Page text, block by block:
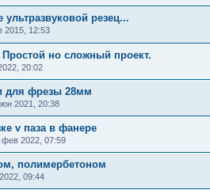
резец...
2015, 12:53
но сложный проект.
20:02
для фрезы 28мм
2021, 20:38
v паза в фанере
фев 2022, 07:59
полимербетоном
09:44